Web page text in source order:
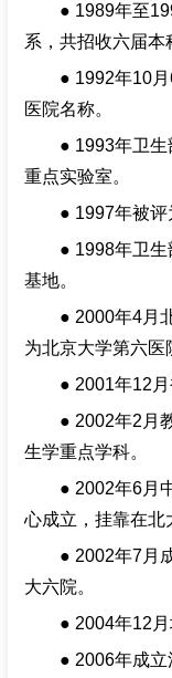
● 1989年至
系，共招收六届本
● 1992年10
医院名称。
● 1993年卫
重点实验室。
● 1997年被评
● 1998年卫
基地。
● 2000年4月
为北京大学第六医
● 2001年12
● 2002年2月
生学重点学科。
● 2002年6月
心成立，挂靠在北
● 2002年7月
大六院。
● 2004年12
● 2006年成立